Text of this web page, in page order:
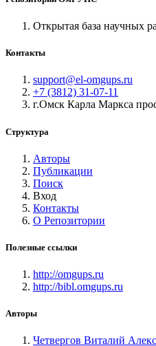
Открытая база научных
Контакты
support@el-omgups.ru
+7 (3812) 31-07-11
г.Омск Карла Маркса
Структура
Авторы
Публикации
Поиск
Вход
Контакты
О Репозитории
Полезные ссылки
http://omgups.ru
http://bibl.omgups.ru
Авторы
Четвергов Виталий